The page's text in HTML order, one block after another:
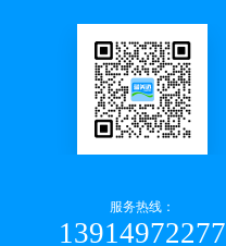
服务热线：
13914972277